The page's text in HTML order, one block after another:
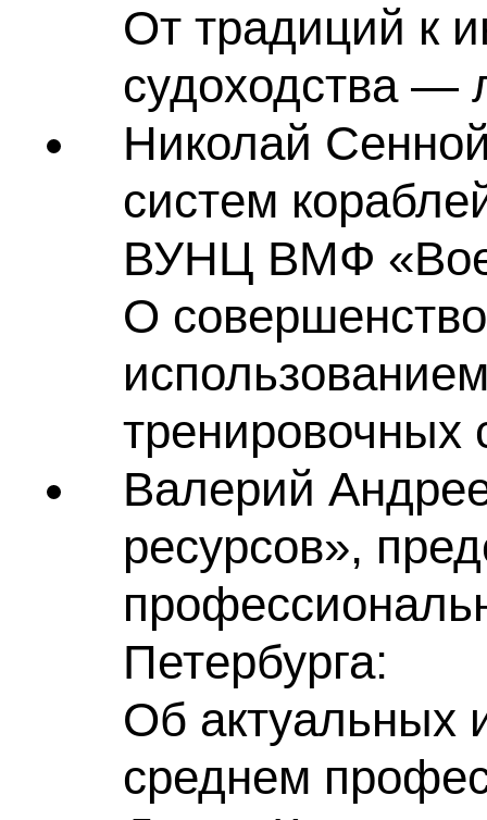
От традиций к
судоходства —
Николай
систем
ВУНЦ ВМФ
О
тренировочных
Валерий
ресурсов»,
Петербурга:
Об актуальных
среднем